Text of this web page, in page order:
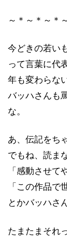
～＊～＊～＊～
今どきの若い
って言葉に代
年も変わらな
バッハさんも
な。
あ、伝記をち
でもね、読ま
「感動させて
「この作品で
とかバッハさ
たまたまそれ